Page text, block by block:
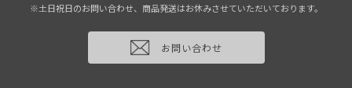
※土日祝日のお問い合わせ、商品発送はお休みさせていただいております。
お問い合わせ